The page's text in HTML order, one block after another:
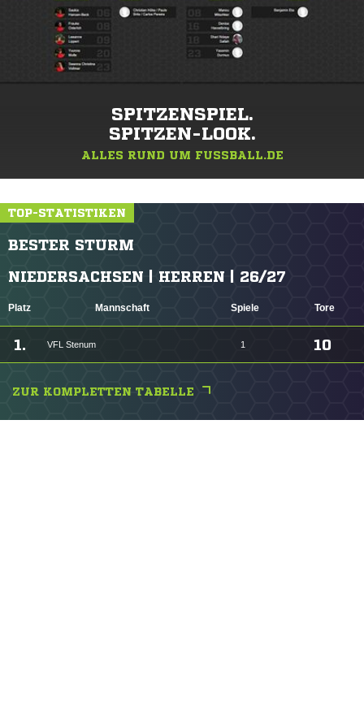
SPITZENSPIEL.
SPITZEN-LOOK.
ALLES RUND UM FUSSBALL.DE
TOP-STATISTIKEN
BESTER STURM
NIEDERSACHSEN | HERREN | 26/27
Platz Mannschaft Spiele Tore
1. VFL Stenum 1 10
ZUR KOMPLETTEN TABELLE